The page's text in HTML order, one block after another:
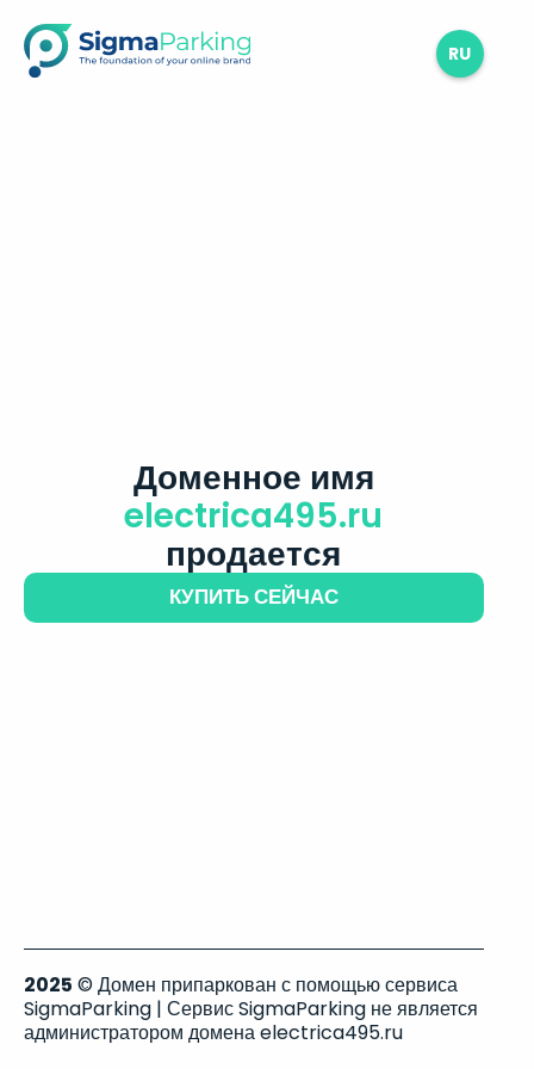
RU
Доменное имя
electrica495.ru
продается
КУПИТЬ СЕЙЧАС
2025 © Домен припаркован с помощью сервиса
SigmaParking | Сервис SigmaParking не является
администратором домена electrica495.ru